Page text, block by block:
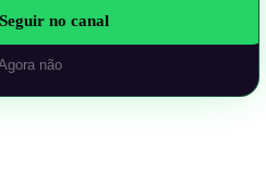
no canal
não